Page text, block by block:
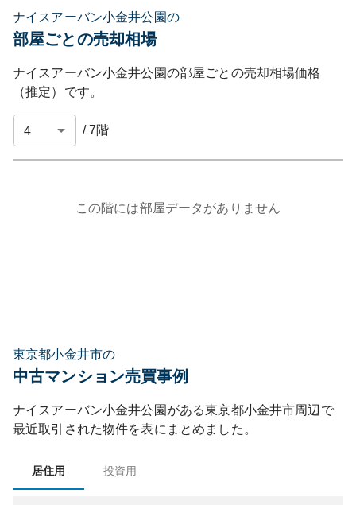
ナイスアーバン小金井公園の
部屋ごとの売却相場
ナイスアーバン小金井公園の部屋ごとの売却相場価格
（推定）です。
/7階
この階には部屋データがありません
東京都小金井市の
中古マンション売買事例
ナイスアーバン小金井公園 がある東京都小金井市周辺で
最近取引された物件を表にまとめました。
居住用 投資用